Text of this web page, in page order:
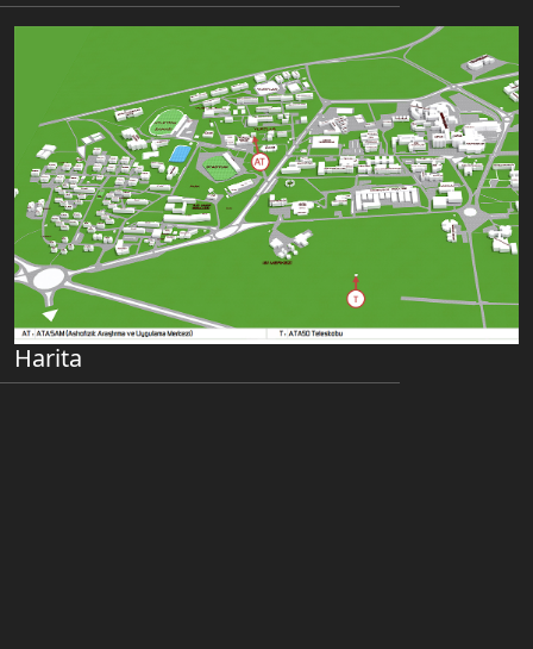
Harita